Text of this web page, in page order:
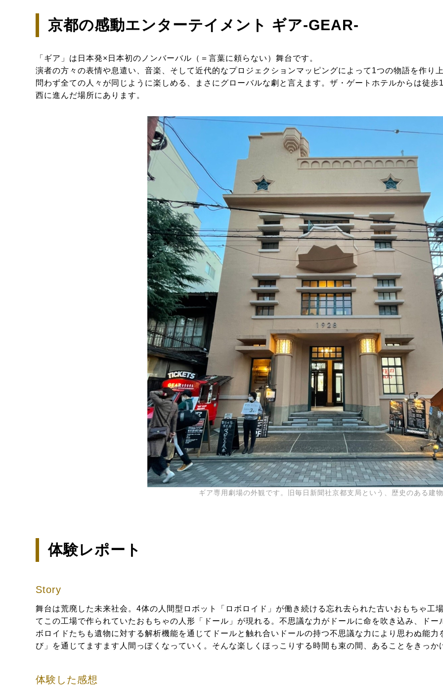
京都の感動エンターテイメント ギア-GEAR-
「ギア」は日本発×日本初のノンバーバル（＝言葉に頼らない）舞台です。
演者の方々の表情や息遣い、音楽、そして近代的なプロジェクションマッピングによって1つの物語を作り
問わず全ての人々が同じように楽しめる、まさにグローバルな劇と言えます。ザ・ゲートホテルからは徒
西に進んだ場所にあります。
ギア専用劇場の外観です。旧毎日新聞社京都支局という、歴史のある建
体験レポート
Story
舞台は荒廃した未来社会。4体の人間型ロボット「ロボロイド」が働き続ける忘れ去られた古いおもちゃ工
てこの工場で作られていたおもちゃの人形「ドール」が現れる。不思議な力がドールに命を吹き込み、ド
ボロイドたちも遺物に対する解析機能を通じてドールと触れ合いドールの持つ不思議な力により思わぬ能
び」を通じてますます人間っぽくなっていく。そんな楽しくほっこりする時間も束の間、あることをきっ
体験した感想